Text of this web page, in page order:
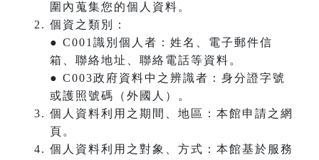
圍內蒐集您的個人資料。
個資之類別：
● C001識別個人者：姓名、電子郵件信
箱、聯絡地址、聯絡電話等資料。
● C003政府資料中之辨識者：身分證字號
或護照號碼（外國人）。
個人資料利用之期間、地區：本館申請之網
頁。
個人資料利用之對象、方式：本館基於服務